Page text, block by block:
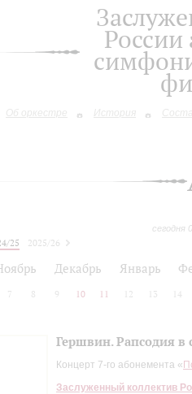
Об оркестре История
сегодня
25
2025/26
Декабрь Январь
7 8 9 10 11 12 13 14
Гершвин. Рапсодия в
Концерт 7-го абонемента «
Заслуженный коллектив